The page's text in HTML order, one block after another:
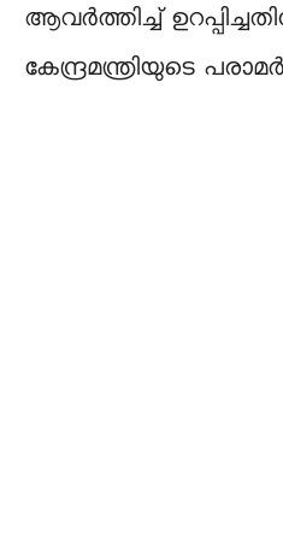
ആവർത്തിച്ച്
കേന്ദ്രമന്ത്രിയുടെ